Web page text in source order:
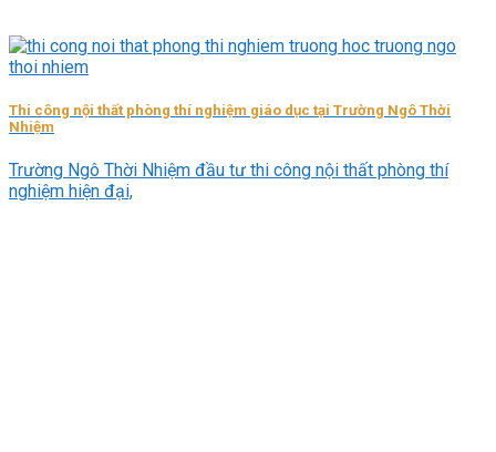
Thi công nội thất phòng thí nghiệm giáo dục tại Trường Ngô Thời
Nhiệm
Trường Ngô Thời Nhiệm đầu tư thi công nội thất phòng thí
nghiệm hiện đại,